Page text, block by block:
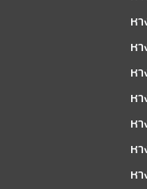
ห
ห
ห
ห
ห
ห
ห